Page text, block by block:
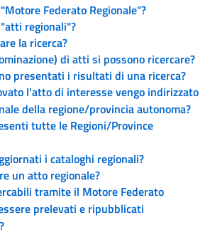
Federato Regionale"?
regionali"?
la ricerca?
di atti si possono ricercare?
presentati i risultati di una ricerca?
l'atto di interesse vengo indirizzato
della regione/provincia autonoma?
tutte le Regioni/Province
i cataloghi regionali?
un atto regionale?
tramite il Motore Federato
prelevati e ripubblicati